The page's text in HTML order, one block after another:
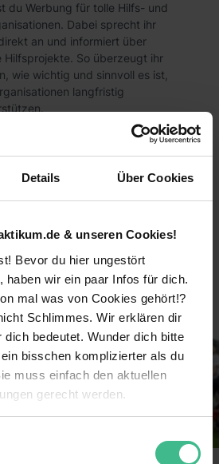
Details Über Cookies
& unseren Cookies!
Bevor du hier ungestört
haben wir ein paar Infos für dich.
mal was von Cookies gehört!?
Schlimmes. Wir erklären dir
dich bedeutet. Wunder dich bitte
bisschen komplizierter als du
muss einfach den aktuellen
gerecht werden.
du Werbung für tolle Hilfs- und
Dabei sprecht ihr
an und informiert über
Hilfsprojekte. So überzeugt ihr
wie wichtig und sinnvoll es ist,
langfristig
durch dein Praktikum aktiv
Hilfsprojekte zum
Tier und Umwelt nachhaltig
können!
Städte für dich!
Leute kennen und arbeite im
hinaus Prämien durch deine
coachen & erhalte nach
weiterlesen